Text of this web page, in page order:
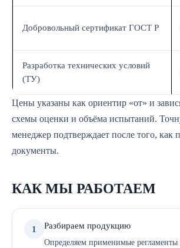
Добровольный сертификат ГОСТ Р
Разработка технических условий
(ТУ)
Цены указаны как ориентир «от» и
схемы оценки и объёма испытаний.
менеджер подтверждает после того, как
документы.
КАК МЫ РАБОТАЕМ
1 Разбираем продукцию
Определяем применимые регламенты